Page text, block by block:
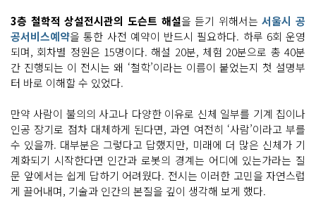
3층 철학적 상설전시관의 도슨트 해설을 듣기 위해서는서울시 공
공서비스예약을 통한 사전 예약이 반드시 필요하다. 하루 6회 운영
되며, 회차별 정원은 15명이다. 해설 20분, 체험 20분으로 총 40분
간 진행되는 이 전시는 왜 ‘철학’이라는 이름이 붙었는지 첫 설명부
터 바로 이해할 수 있었다.
만약 사람이 불의의 사고나 다양한 이유로 신체 일부를 기계 칩이나
인공 장기로 점차 대체하게 된다면, 과연 여전히 ‘사람’이라고 부를
수 있을까. 대부분은 그렇다고 답했지만, 미래에 더 많은 신체가 기
계화되기 시작한다면 인간과 로봇의 경계는 어디에 있는가라는 질
문 앞에서는 쉽게 답하기 어려웠다. 전시는 이러한 고민을 자연스럽
게 끌어내며, 기술과 인간의 본질을 깊이 생각해 보게 했다.